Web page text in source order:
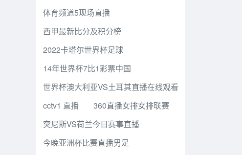
体育频道5现场直播
西甲最新比分及积分榜
2022卡塔尔世界杯足球
14年世界杯7比1彩票中国
世界杯澳大利亚VS土耳其直播在线观看
cctv1 直播
360直播女排女排联赛
突尼斯VS荷兰今日赛事直播
今晚亚洲杯比赛直播男足